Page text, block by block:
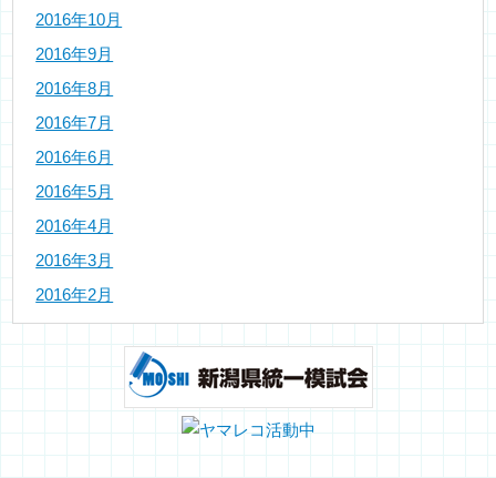
2016年10月
2016年9月
2016年8月
2016年7月
2016年6月
2016年5月
2016年4月
2016年3月
2016年2月